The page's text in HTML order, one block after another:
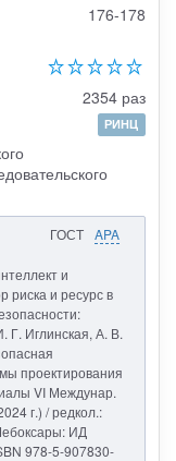
176-178
2354 раз
РИНЦ
ГОСТ APA
и
риска и ресурс в
Г. Иглинская, А. В.
проектирования
VI Междунар.
г.) / редкол.:
ИД
978-5-907830-